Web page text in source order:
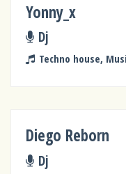
Yonny_x
Dj
Techno house,
Diego Reborn
Dj